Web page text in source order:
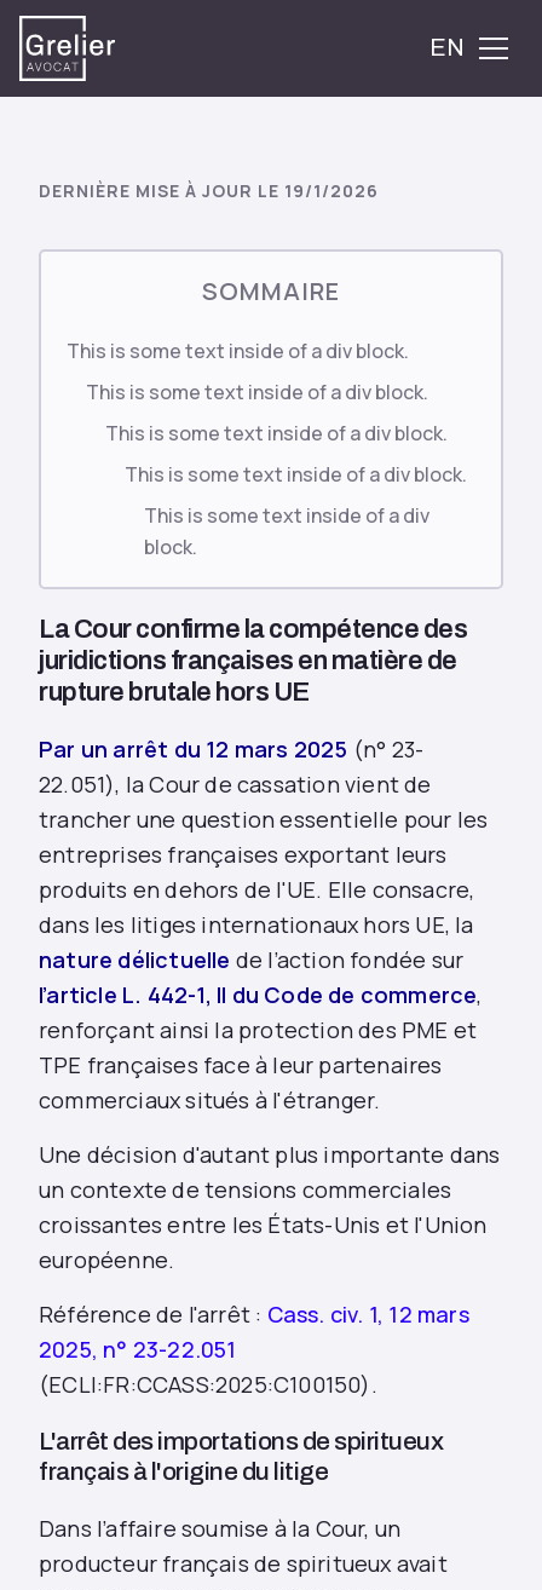
EN
DERNIÈRE MISE À JOUR LE 19/1/2026
SOMMAIRE
This is some text inside of a div block.
This is some text inside of a div block.
This is some text inside of a div block.
This is some text inside of a div block.
This is some text inside of a div
block.
La Cour confirme la compétence des
juridictions françaises en matière de
rupture brutale hors UE
Par un arrêt du 12 mars 2025 (n° 23-
22.051), la Cour de cassation vient de
trancher une question essentielle pour les
entreprises françaises exportant leurs
produits en dehors de l'UE. Elle consacre,
dans les litiges internationaux hors UE, la
nature délictuelle de l’action fondée sur
l’article L. 442-1, II du Code de commerce,
renforçant ainsi la protection des PME et
TPE françaises face à leur partenaires
commerciaux situés à l'étranger.
Une décision d'autant plus importante dans
un contexte de tensions commerciales
croissantes entre les États-Unis et l'Union
européenne.
Référence de l'arrêt : Cass. civ. 1, 12 mars
2025, n° 23-22.051
(ECLI:FR:CCASS:2025:C100150).
L'arrêt des importations de spiritueux
français à l'origine du litige
Dans l’affaire soumise à la Cour, un
producteur français de spiritueux avait